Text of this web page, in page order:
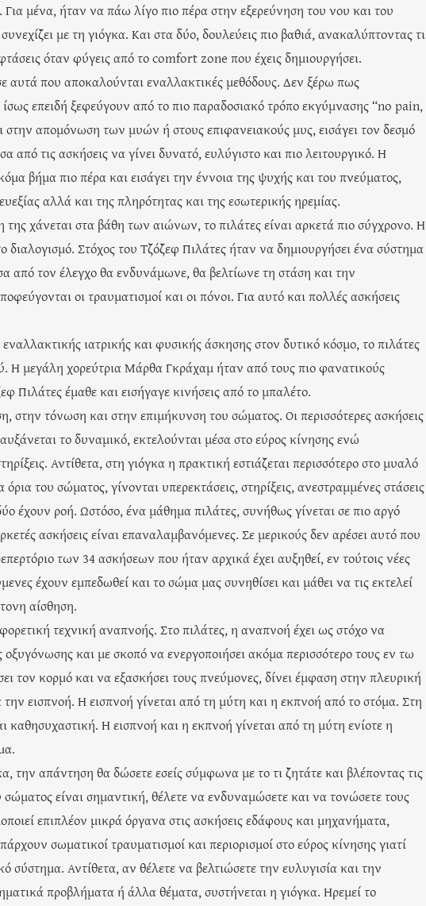
μένα, ήταν να πάω λίγο πιο πέρα στην εξερεύνηση του νου και του
με τη γιόγκα. Και στα δύο, δουλεύεις πιο βαθιά, ανακαλύπτοντας τι
όταν φύγεις από το comfort zone που έχεις δημιουργήσει.
αυτά που αποκαλούνται εναλλακτικές μεθόδους. Δεν ξέρω πως
επειδή ξεφεύγουν από το πιο παραδοσιακό τρόπο εκγύμνασης “no pain,
στην απομόνωση των μυών ή στους επιφανειακούς μυς, εισάγει τον δεσμό
τις ασκήσεις να γίνει δυνατό, ευλύγιστο και πιο λειτουργικό. Η
βήμα πιο πέρα και εισάγει την έννοια της ψυχής και του πνεύματος,
αλλά και της πληρότητας και της εσωτερικής ηρεμίας.
της χάνεται στα βάθη των αιώνων, το πιλάτες είναι αρκετά πιο σύγχρονο. Η
διαλογισμό. Στόχος του Τζόζεφ Πιλάτες ήταν να δημιουργήσει ένα σύστημα
από τον έλεγχο θα ενδυνάμωνε, θα βελτίωνε τη στάση και την
οι τραυματισμοί και οι πόνοι. Για αυτό και πολλές ασκήσεις
ιατρικής και φυσικής άσκησης στον δυτικό κόσμο, το πιλάτες
Η μεγάλη χορεύτρια Μάρθα Γκράχαμ ήταν από τους πιο φανατικούς
Πιλάτες έμαθε και εισήγαγε κινήσεις από το μπαλέτο.
στην τόνωση και στην επιμήκυνση του σώματος. Οι περισσότερες ασκήσεις
το δυναμικό, εκτελούνται μέσα στο εύρος κίνησης ενώ
Αντίθετα, στη γιόγκα η πρακτική εστιάζεται περισσότερο στο μυαλό
του σώματος, γίνονται υπερεκτάσεις, στηρίξεις, ανεστραμμένες στάσεις
έχουν ροή. Ωστόσο, ένα μάθημα πιλάτες, συνήθως γίνεται σε πιο αργό
ασκήσεις είναι επαναλαμβανόμενες. Σε μερικούς δεν αρέσει αυτό που
των 34 ασκήσεων που ήταν αρχικά έχει αυξηθεί, εν τούτοις νέες
έχουν εμπεδωθεί και το σώμα μας συνηθίσει και μάθει να τις εκτελεί
αίσθηση.
τεχνική αναπνοής. Στο πιλάτες, η αναπνοή έχει ως στόχο να
και με σκοπό να ενεργοποιήσει ακόμα περισσότερο τους εν τω
τον κορμό και να εξασκήσει τους πνεύμονες, δίνει έμφαση στην πλευρική
εισπνοή. Η εισπνοή γίνεται από τη μύτη και η εκπνοή από το στόμα. Στη
καθησυχαστική. Η εισπνοή και η εκπνοή γίνεται από τη μύτη ενίοτε η
την απάντηση θα δώσετε εσείς σύμφωνα με το τι ζητάτε και βλέποντας τις
είναι σημαντική, θέλετε να ενδυναμώσετε και να τονώσετε τους
επιπλέον μικρά όργανα στις ασκήσεις εδάφους και μηχανήματα,
σωματικοί τραυματισμοί και περιορισμοί στο εύρος κίνησης γιατί
σύστημα. Αντίθετα, αν θέλετε να βελτιώσετε την ευλυγισία και την
προβλήματα ή άλλα θέματα, συστήνεται η γιόγκα. Ηρεμεί το